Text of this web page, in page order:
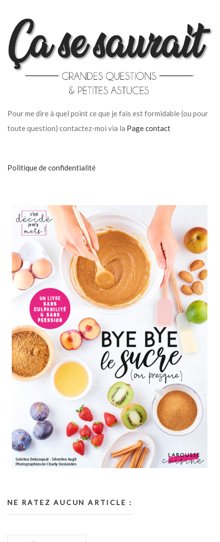
Pour me dire à quel point ce que je fais est formidable (ou pour
toute question) contactez-moi via la Page contact
Politique de confidentialité
NE RATEZ AUCUN ARTICLE :